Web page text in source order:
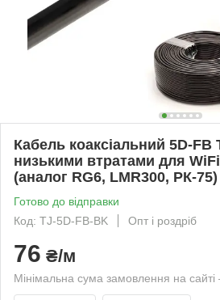
Кабель коаксіальний 5D-
низькими втратами для
(аналог RG6, LMR300, РК-75)
Готово до відправки
Код: TJ-5D-FB-BK
Опт і роздріб
76 ₴/м
Мінімальна сума замовлення на